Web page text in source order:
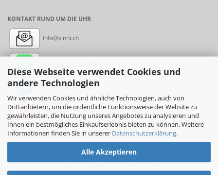
Diese Webseite verwendet Cookies und
andere Technologien
Wir verwenden Cookies und ähnliche Technologien, auch von
Drittanbietern, um die ordentliche Funktionsweise der Website zu
gewährleisten, die Nutzung unseres Angebotes zu analysieren und
Ihnen ein bestmögliches Einkaufserlebnis bieten zu können. Weitere
Informationen finden Sie in unserer Datenschutzerklärung.
Alle Akzeptieren
KONTAKT RUND UM DIE UHR
info@sinni.ch
Messenger: sinni.ch
Instagram: sinni_ch
Online-Shopby sinni.ch © 2017-2026